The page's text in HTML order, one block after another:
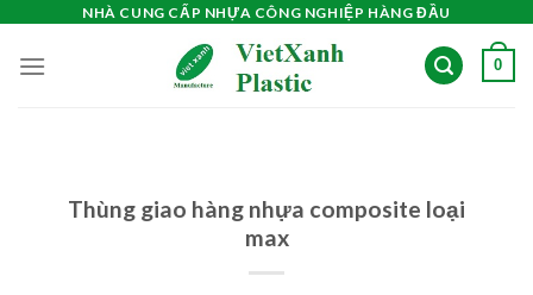
content
NHÀ CUNG CẤP NHỰA CÔNG NGHIỆP HÀNG ĐẦU
0
Thùng giao hàng nhựa composite loại
max